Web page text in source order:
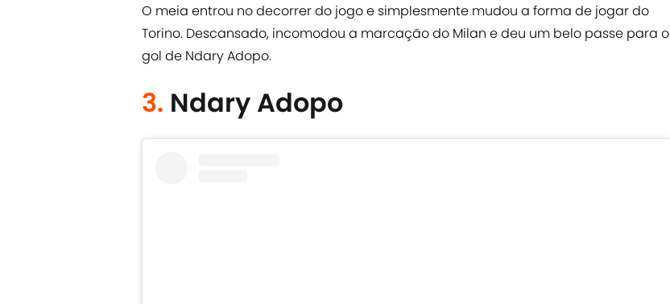
O meia entrou no decorrer do jogo e simplesmente mudou a forma de jogar do
Torino. Descansado, incomodou a marcação do Milan e deu um belo passe para o
gol de Ndary Adopo.
3. Ndary Adopo